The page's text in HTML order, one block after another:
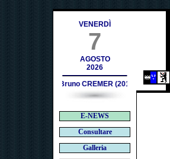
VENERDÌ
7
AGOSTO
2026
Bruno CREMER (2010)
E-NEWS
Consultare
Galleria